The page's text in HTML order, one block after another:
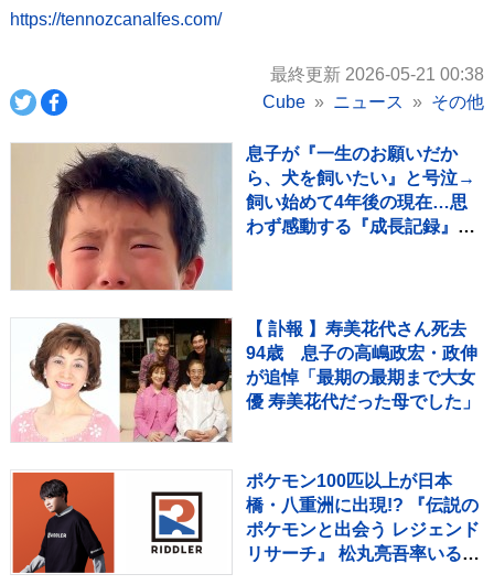
https://tennozcanalfes.com/
最終更新 2026-05-21 00:38
Cube
ニュース その他
息子が『一生のお願いだか
ら、犬を飼いたい』と号泣→
飼い始めて4年後の現在…思
わず感動する『成長記録』が
【 訃報 】寿美花代さん死去
94歳 息子の高嶋政宏・政伸
が追悼「最期の最期まで大女
優 寿美花代だった母でした」
ポケモン100匹以上が日本
橋・八重洲に出現!? 『伝説の
ポケモンと出会う レジェンド
リサーチ』 松丸亮吾率いる